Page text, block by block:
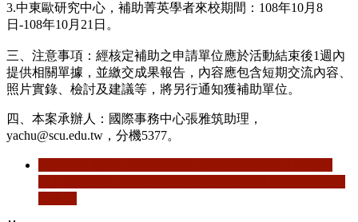
3.中東歐研究中心，補助菁英學者來校期間：108年10月8
日-108年10月21日。
三、注意事項：經核定補助之申請單位應於活動結束後1週內
提供相關單據，並繳交成果報告，內容應包含短期交流內容、
照片實錄、檢討及建議等，將另行通知獲補助單位。
四、本案承辦人：國際事務中心張雅筑助理，
yachu@scu.edu.tw，分機5377。